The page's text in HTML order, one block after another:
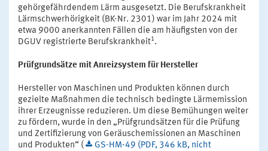
gehörgefährdendem Lärm ausgesetzt. Die Berufskrankheit
Lärmschwerhörigkeit (BK-Nr. 2301) war im Jahr 2024 mit
etwa 9000 anerkannten Fällen die am häufigsten von der
DGUV registrierte Berufskrankheit1.
Prüfgrundsätze mit Anreizsystem für Hersteller
Hersteller von Maschinen und Produkten können durch
gezielte Maßnahmen die technisch bedingte Lärmemission
ihrer Erzeugnisse reduzieren. Um diese Bemühungen weiter
zu fördern, wurde in den „Prüfgrundsätzen für die Prüfung
und Zertifizierung von Geräuschemissionen an Maschinen
und Produkten“ (
GS-HM-49 (PDF, 346 kB, nicht